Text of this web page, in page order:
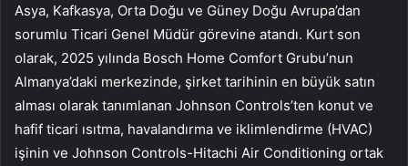
Asya, Kafkasya, Orta Doğu ve Güney Doğu Avrupa’dan
sorumlu Ticari Genel Müdür görevine atandı. Kurt son
olarak, 2025 yılında Bosch Home Comfort Grubu’nun
Almanya’daki merkezinde, şirket tarihinin en büyük satın
alması olarak tanımlanan Johnson Controls’ten konut ve
hafif ticari ısıtma, havalandırma ve iklimlendirme (HVAC)
işinin ve Johnson Controls-Hitachi Air Conditioning ortak